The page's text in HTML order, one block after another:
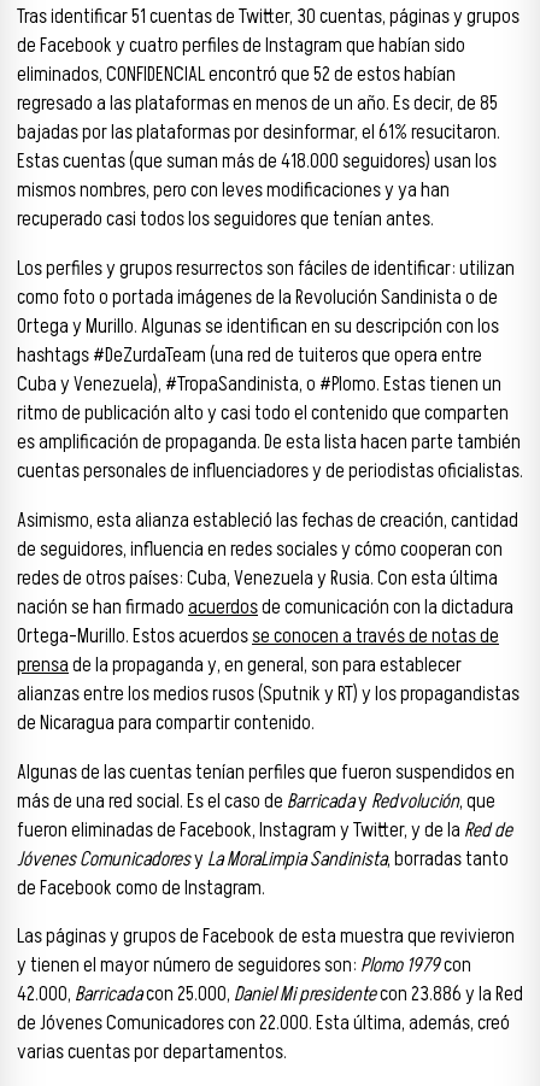
Tras identificar 51 cuentas de Twitter, 30 cuentas, páginas y grupos
de Facebook y cuatro perfiles de Instagram que habían sido
eliminados, CONFIDENCIAL encontró que 52 de estos habían
regresado a las plataformas en menos de un año. Es decir, de 85
bajadas por las plataformas por desinformar, el 61% resucitaron.
Estas cuentas (que suman más de 418.000 seguidores) usan los
mismos nombres, pero con leves modificaciones y ya han
recuperado casi todos los seguidores que tenían antes.
Los perfiles y grupos resurrectos son fáciles de identificar: utilizan
como foto o portada imágenes de la Revolución Sandinista o de
Ortega y Murillo. Algunas se identifican en su descripción con los
hashtags #DeZurdaTeam (una red de tuiteros que opera entre
Cuba y Venezuela), #TropaSandinista, o #Plomo. Estas tienen un
ritmo de publicación alto y casi todo el contenido que comparten
es amplificación de propaganda. De esta lista hacen parte también
cuentas personales de influenciadores y de periodistas oficialistas.
Asimismo, esta alianza estableció las fechas de creación, cantidad
de seguidores, influencia en redes sociales y cómo cooperan con
redes de otros países: Cuba, Venezuela y Rusia. Con esta última
nación se han firmadoacuerdosde comunicación con la dictadura
Ortega-Murillo. Estos acuerdosse conocen a través de notas de
prensade la propaganda y, en general, son para establecer
alianzas entre los medios rusos (Sputnik y RT) y los propagandistas
de Nicaragua para compartir contenido.
Algunas de las cuentas tenían perfiles que fueron suspendidos en
más de una red social. Es el caso de Barricaday Redvolución, que
fueron eliminadas de Facebook, Instagram y Twitter, y de la Red de
Jóvenes Comunicadoresy La MoraLimpia Sandinista, borradas tanto
de Facebook como de Instagram.
Las páginas y grupos de Facebook de esta muestra que revivieron
y tienen el mayor número de seguidores son: Plomo 1979con
42.000, Barricadacon 25.000, Daniel Mi presidentecon 23.886 y la Red
de Jóvenes Comunicadores con 22.000. Esta última, además, creó
varias cuentas por departamentos.